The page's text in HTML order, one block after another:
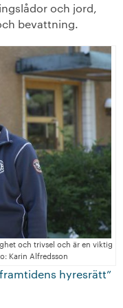
och jord,
bevattning.
och trivsel och är en viktig
Karin Alfredsson
hyresrätt”